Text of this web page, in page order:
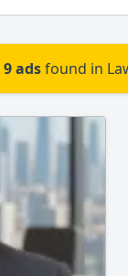
9 adsfound in